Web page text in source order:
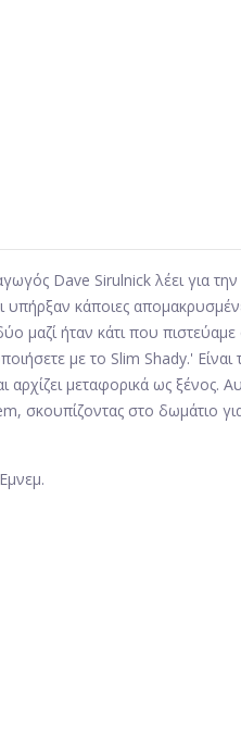
Dave Sirulnick λέει για
υπήρξαν κάποιες
μαζί ήταν κάτι που πιστεύαμε
με το Slim Shady.' Είναι
αρχίζει μεταφορικά ως ξένος.
σκουπίζοντας στο δωμάτιο